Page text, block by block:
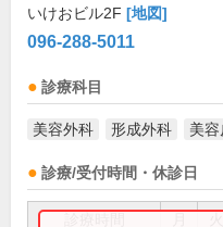
いけおビル2F [地図]
096-288-5011
診療科目
美容外科 形成外科 美
診療/受付時間・休診日